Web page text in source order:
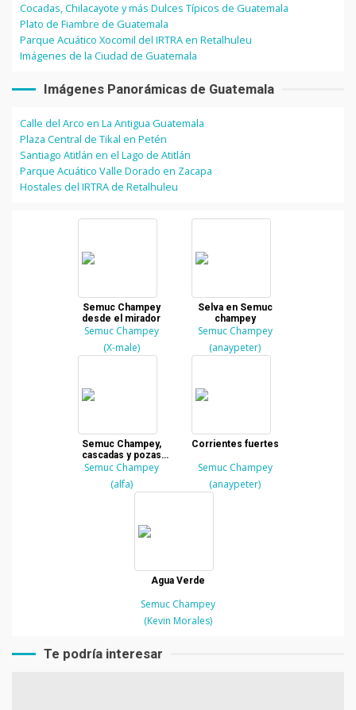
Cocadas, Chilacayote y más Dulces Típicos de Guatemala
Plato de Fiambre de Guatemala
Parque Acuático Xocomil del IRTRA en Retalhuleu
Imágenes de la Ciudad de Guatemala
Imágenes Panorámicas de Guatemala
Calle del Arco en La Antigua Guatemala
Plaza Central de Tikal en Petén
Santiago Atitlán en el Lago de Atitlán
Parque Acuático Valle Dorado en Zacapa
Hostales del IRTRA de Retalhuleu
Semuc Champey
desde el mirador
Semuc Champey
(X-male)
Selva en Semuc
champey
Semuc Champey
(anaypeter)
Semuc Champey,
cascadas y pozas
paradisíacas
Semuc Champey
(alfa)
Corrientes fuertes
Semuc Champey
(anaypeter)
Agua Verde
Semuc Champey
(Kevin Morales)
Te podría interesar